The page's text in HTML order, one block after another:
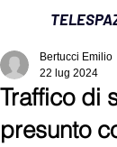
Traffico di
presunto
Bertucci Emilio
22 lug 2024